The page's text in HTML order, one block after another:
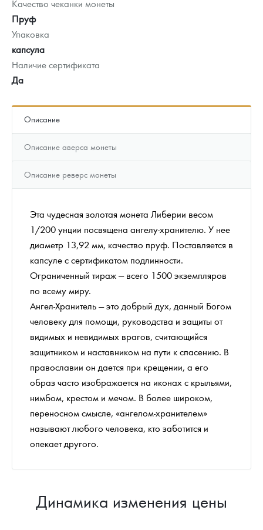
Качество чеканки монеты
Пруф
Упаковка
капсула
Наличие сертификата
Да
Описание
Описание аверса монеты
Описание реверс монеты
Эта чудесная золотая монета Либерии весом
1/200 унции посвящена ангелу-хранителю. У нее
диаметр 13,92 мм, качество пруф. Поставляется в
капсуле с сертификатом подлинности.
Ограниченный тираж — всего 1500 экземпляров
по всему миру.
Ангел-Хранитель — это добрый дух, данный Богом
человеку для помощи, руководства и защиты от
видимых и невидимых врагов, считающийся
защитником и наставником на пути к спасению. В
православии он дается при крещении, а его
образ часто изображается на иконах с крыльями,
нимбом, крестом и мечом. В более широком,
переносном смысле, «ангелом-хранителем»
называют любого человека, кто заботится и
опекает другого.
Динамика изменения цены